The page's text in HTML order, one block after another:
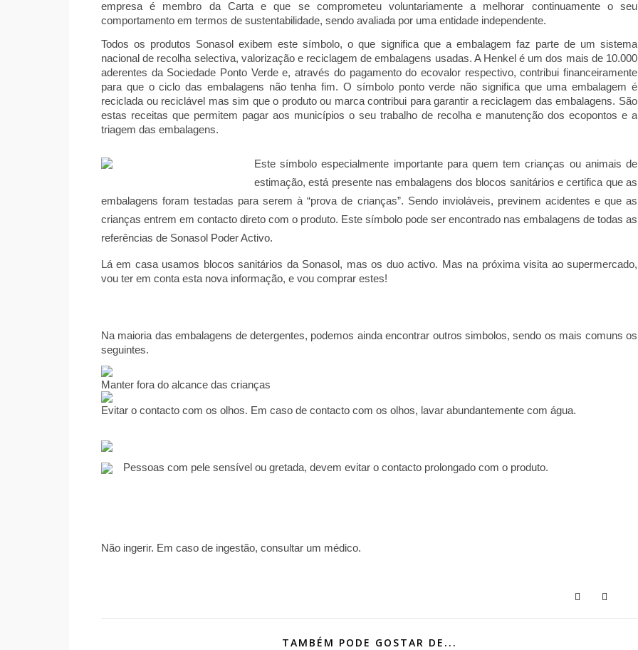
empresa é membro da Carta e que se comprometeu voluntariamente a melhorar continuamente o seu
comportamento em termos de sustentabilidade, sendo avaliada por uma entidade independente.
Todos os produtos Sonasol exibem este símbolo, o que significa que a embalagem faz parte de um sistema
nacional de recolha selectiva, valorização e reciclagem de embalagens usadas. A Henkel é um dos mais de 10.000
aderentes da Sociedade Ponto Verde e, através do pagamento do ecovalor respectivo, contribui financeiramente
para que o ciclo das embalagens não tenha fim. O símbolo ponto verde não significa que uma embalagem é
reciclada ou reciclável mas sim que o produto ou marca contribui para garantir a reciclagem das embalagens. São
estas receitas que permitem pagar aos municípios o seu trabalho de recolha e manutenção dos ecopontos e a
triagem das embalagens.
Este símbolo especialmente importante para quem tem crianças ou animais de
estimação, está presente nas embalagens dos blocos sanitários e certifica que as
embalagens foram testadas para serem à “prova de crianças”. Sendo invioláveis, previnem acidentes e que as
crianças entrem em contacto direto com o produto. Este símbolo pode ser encontrado nas embalagens de todas as
referências de Sonasol Poder Activo.
Lá em casa usamos blocos sanitários da Sonasol, mas os duo activo. Mas na próxima visita ao supermercado,
vou ter em conta esta nova informação, e vou comprar estes!
Na maioria das embalagens de detergentes, podemos ainda encontrar outros simbolos, sendo os mais comuns os
seguintes.
Manter fora do alcance das crianças
Evitar o contacto com os olhos. Em caso de contacto com os olhos, lavar abundantemente com água.
Pessoas com pele sensível ou gretada, devem evitar o contacto prolongado com o produto.
Não ingerir. Em caso de ingestão, consultar um médico.
TAMBÉM PODE GOSTAR DE...